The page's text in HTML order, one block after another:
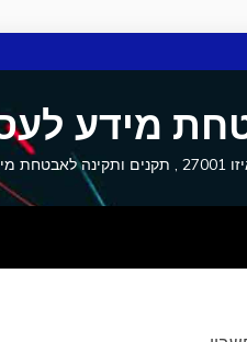
מידע